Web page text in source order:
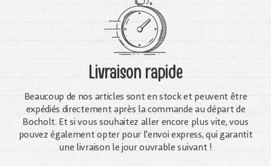
Livraison rapide
Beaucoup de nos articles sont en stock et peuvent être
expédiés directement après la commande au départ de
Bocholt. Et si vous souhaitez aller encore plus vite, vous
pouvez également opter pour l'envoi express, qui garantit
une livraison le jour ouvrable suivant !